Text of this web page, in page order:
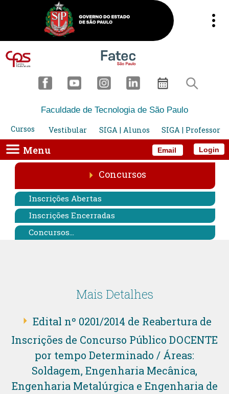
Email
Faculdade de Tecnologia de São Paulo
Cursos
Vestibular SIGA | Alunos SIGA | Professor
Menu Login
Concursos
Inscrições Abertas
Inscrições Encerradas
Concursos...
Mais Detalhes
Edital nº 0201/2014 de Reabertura de
Inscrições de Concurso Público DOCENTE
por tempo Determinado / Áreas:
Soldagem, Engenharia Mecânica,
Engenharia Metalúrgica e Engenharia de